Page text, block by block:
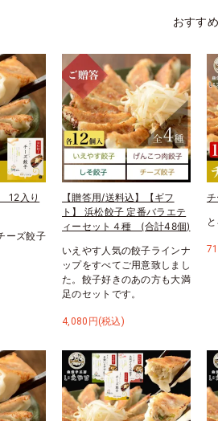
おすす
12入り
ーズ餃子
【贈答用/送料込】【ギフ
ト】 浜松餃子 定番バラエテ
ィーセット４種 (合計48個)
いえやす人気の餃子ラインナ
ップをすべてご用意致しまし
た。餃子好きのあの方も大満
足のセットです。
4,080円(税込)
チ